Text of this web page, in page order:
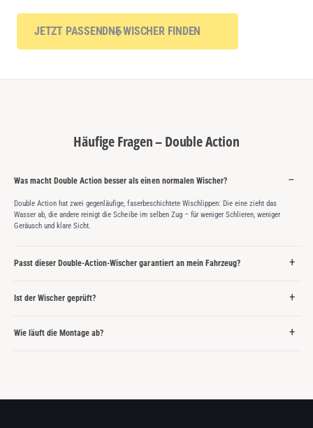
JETZT PASSENDNE WISCHER FINDEN
Häufige Fragen – Double Action
Was macht Double Action besser als einen normalen Wischer?
Double Action hat zwei gegenläufige, faserbeschichtete Wischlippen: Die eine zieht das
Wasser ab, die andere reinigt die Scheibe im selben Zug – für weniger Schlieren, weniger
Geräusch und klare Sicht.
Passt dieser Double-Action-Wischer garantiert an mein Fahrzeug?
Ist der Wischer geprüft?
Wie läuft die Montage ab?